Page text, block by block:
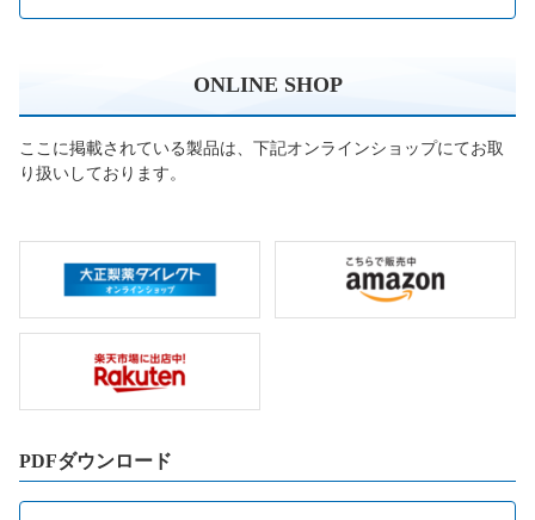
ONLINE SHOP
ここに掲載されている製品は、下記オンラインショップにてお取
り扱いしております。
PDFダウンロード